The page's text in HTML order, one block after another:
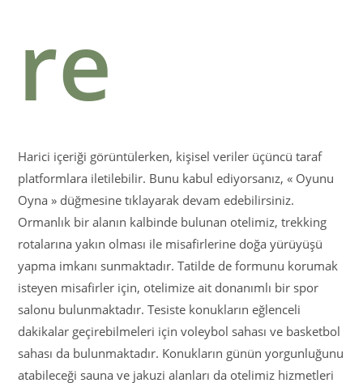
re
Harici içeriği görüntülerken, kişisel veriler üçüncü taraf
platformlara iletilebilir. Bunu kabul ediyorsanız, « Oyunu
Oyna » düğmesine tıklayarak devam edebilirsiniz.
Ormanlık bir alanın kalbinde bulunan otelimiz, trekking
rotalarına yakın olması ile misafirlerine doğa yürüyüşü
yapma imkanı sunmaktadır. Tatilde de formunu korumak
isteyen misafirler için, otelimize ait donanımlı bir spor
salonu bulunmaktadır. Tesiste konukların eğlenceli
dakikalar geçirebilmeleri için voleybol sahası ve basketbol
sahası da bulunmaktadır. Konukların günün yorgunluğunu
atabileceği sauna ve jakuzi alanları da otelimiz hizmetleri